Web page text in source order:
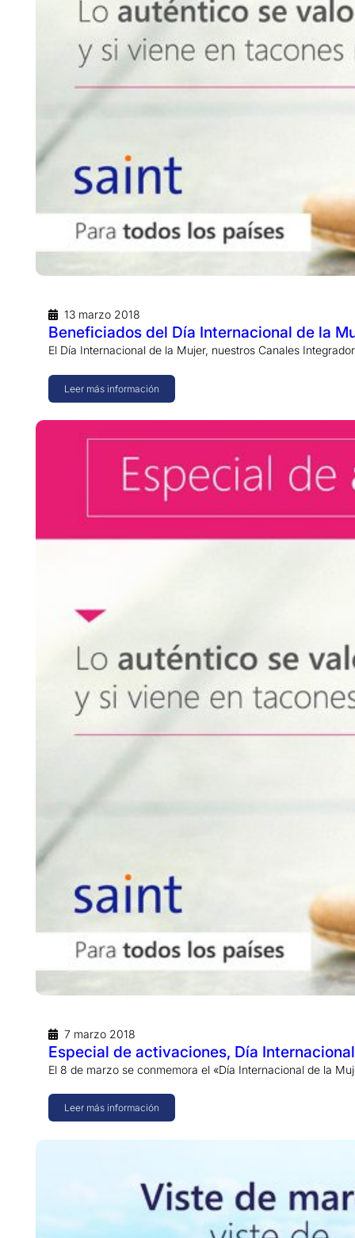
13 marzo 2018
Beneficiados del Día Internacional de la
El Día Internacional de la Mujer, nuestros Canales
Leer más información
7 marzo 2018
Especial de activaciones, Día
El 8 de marzo se conmemora el «Día Internacional de la
Leer más información